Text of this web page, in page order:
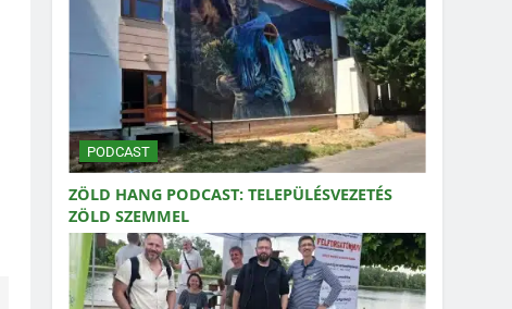
PODCAST
ZÖLD HANG PODCAST: TELEPÜLÉSVEZETÉS
ZÖLD SZEMMEL